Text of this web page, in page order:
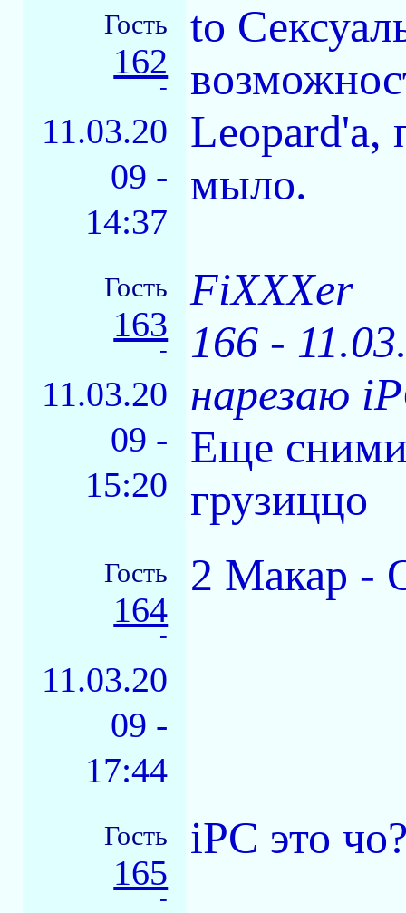
Гость
162
-
11.03.20
09 -
14:37
to
Leopard'а,
мыло.
Гость
163
-
11.03.20
09 -
15:20
FiXXXer
166 -
нарезаю
Еще сними
грузиццо
Гость
164
-
11.03.20
09 -
17:44
2 Макар -
Гость
165
-
iPC это